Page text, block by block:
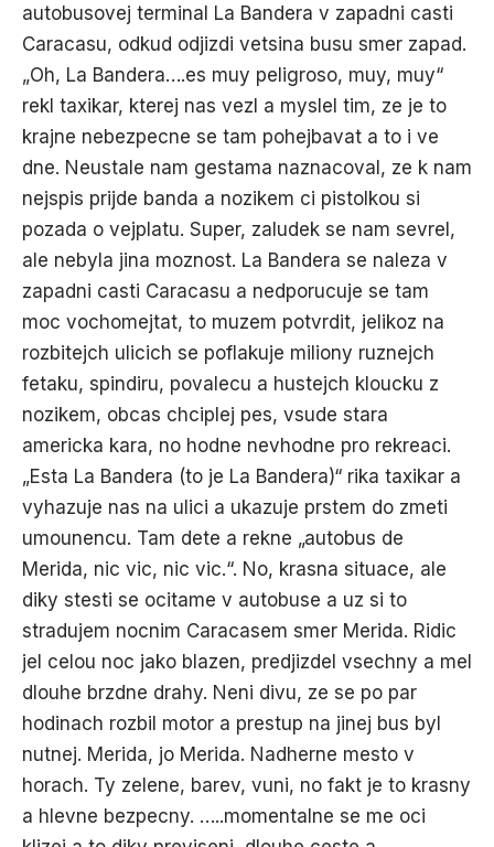
autobusovej terminal La Bandera v zapadni casti
Caracasu, odkud odjizdi vetsina busu smer zapad.
„Oh, La Bandera….es muy peligroso, muy, muy“
rekl taxikar, kterej nas vezl a myslel tim, ze je to
krajne nebezpecne se tam pohejbavat a to i ve
dne. Neustale nam gestama naznacoval, ze k nam
nejspis prijde banda a nozikem ci pistolkou si
pozada o vejplatu. Super, zaludek se nam sevrel,
ale nebyla jina moznost. La Bandera se naleza v
zapadni casti Caracasu a nedporucuje se tam
moc vochomejtat, to muzem potvrdit, jelikoz na
rozbitejch ulicich se poflakuje miliony ruznejch
fetaku, spindiru, povalecu a hustejch kloucku z
nozikem, obcas chciplej pes, vsude stara
americka kara, no hodne nevhodne pro rekreaci.
„Esta La Bandera (to je La Bandera)“ rika taxikar a
vyhazuje nas na ulici a ukazuje prstem do zmeti
umounencu. Tam dete a rekne „autobus de
Merida, nic vic, nic vic.“. No, krasna situace, ale
diky stesti se ocitame v autobuse a uz si to
stradujem nocnim Caracasem smer Merida. Ridic
jel celou noc jako blazen, predjizdel vsechny a mel
dlouhe brzdne drahy. Neni divu, ze se po par
hodinach rozbil motor a prestup na jinej bus byl
nutnej. Merida, jo Merida. Nadherne mesto v
horach. Ty zelene, barev, vuni, no fakt je to krasny
a hlevne bezpecny. …..momentalne se me oci